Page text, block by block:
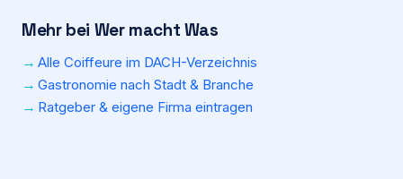
Mehr bei Wer macht Was
Alle Coiffeure im DACH-Verzeichnis
Gastronomie nach Stadt & Branche
Ratgeber & eigene Firma eintragen